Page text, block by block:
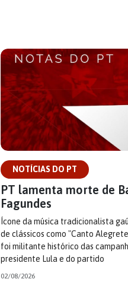
NOTÍCIAS DO PT
PT lamenta morte de
Fagundes
Ícone da música tradicionalista
de clássicos como "Canto
foi militante histórico das
presidente Lula e do partido
02/08/2026